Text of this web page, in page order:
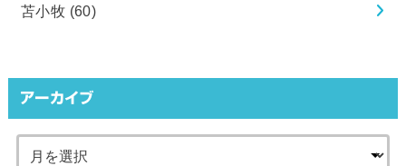
苫小牧 (60)
アーカイブ